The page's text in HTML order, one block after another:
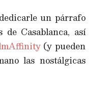
un párrafo
Casablanca, así
(y pueden
las nostálgicas